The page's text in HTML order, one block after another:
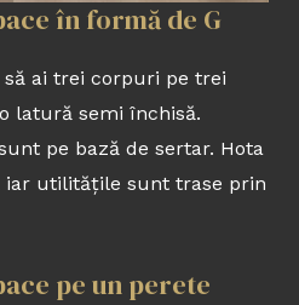
în formă de G
ai trei corpuri pe trei
latură semi închisă.
pe bază de sertar. Hota
iar utilitățile sunt trase prin
pe un perete